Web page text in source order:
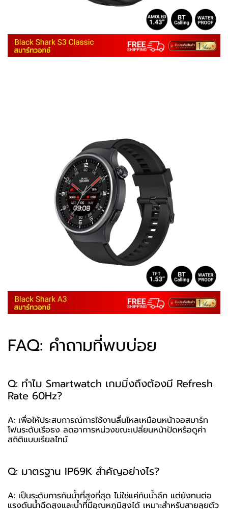
FAQ: คำถามที่พบบ่อย
Q: ทำไม Smartwatch เกมมิ่งถึงต้องมี Refresh
Rate 60Hz?
A: เพื่อให้ประสบการณ์การใช้งานลื่นไหลเหมือนหน้าจอสมาร์ท
โฟนระดับเรือธง ลดอาการหน่วงขณะเปลี่ยนหน้าปัดหรือดูค่า
สถิติแบบเรียลไทม์
Q: มาตรฐาน IP69K สำคัญอย่างไร?
A: เป็นระดับการกันน้ำที่สูงที่สุด ไม่ใช่แค่กันน้ำลึก แต่ยังทนต่อ
แรงดันน้ำฉีดสูงและน้ำที่มีอุณหภูมิสูงได้ เหมาะสำหรับสายลุยตัว